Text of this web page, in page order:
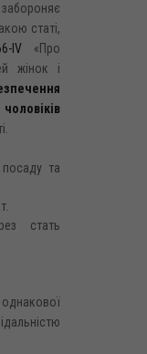
статі,
IV «Про
жінок і
та
стать